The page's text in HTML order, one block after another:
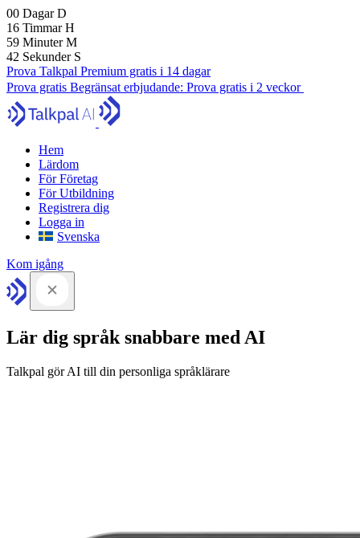
00 DagarD
16 TimmarH
59 MinuterM
41 Sekunder S
Prova Talkpal Premium gratis i 14 dagar
Prova gratis Begränsat erbjudande: Prova gratis i 2 veckor
Hem
Lärdom
För Företag
För Utbildning
Registrera dig
Logga in
Svenska
Kom igång
Lär dig språk snabbare med AI
Talkpal gör AI till din personliga språklärare